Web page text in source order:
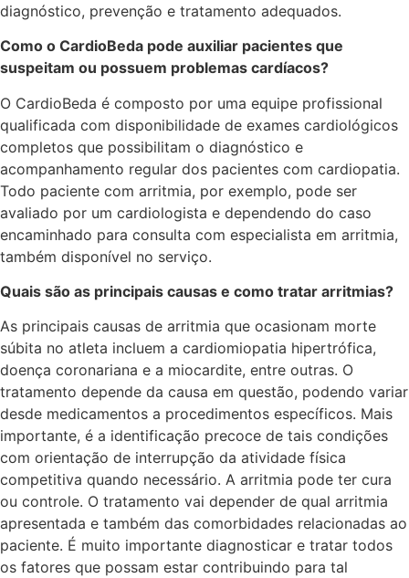
diagnóstico, prevenção e tratamento adequados.
Como o CardioBeda pode auxiliar pacientes que
suspeitam ou possuem problemas cardíacos?
O CardioBeda é composto por uma equipe profissional
qualificada com disponibilidade de exames cardiológicos
completos que possibilitam o diagnóstico e
acompanhamento regular dos pacientes com cardiopatia.
Todo paciente com arritmia, por exemplo, pode ser
avaliado por um cardiologista e dependendo do caso
encaminhado para consulta com especialista em arritmia,
também disponível no serviço.
Quais são as principais causas e como tratar arritmias?
As principais causas de arritmia que ocasionam morte
súbita no atleta incluem a cardiomiopatia hipertrófica,
doença coronariana e a miocardite, entre outras. O
tratamento depende da causa em questão, podendo variar
desde medicamentos a procedimentos específicos. Mais
importante, é a identificação precoce de tais condições
com orientação de interrupção da atividade física
competitiva quando necessário. A arritmia pode ter cura
ou controle. O tratamento vai depender de qual arritmia
apresentada e também das comorbidades relacionadas ao
paciente. É muito importante diagnosticar e tratar todos
os fatores que possam estar contribuindo para tal